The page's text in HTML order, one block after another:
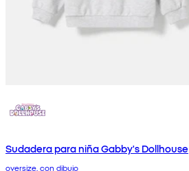
Sudadera para niña Gabby's Dollhouse
oversize, con dibujo